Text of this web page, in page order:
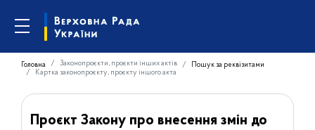
Головна Законопроєкти, проєкти інших актів
Пошук за реквізитами
Картка законопроєкту, проєкту іншого акта
Проєкт Закону про внесення змін до